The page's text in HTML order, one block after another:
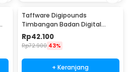
Taffware Digipounds
Timbangan Badan Digital
Scale Battery 0.05kg 180kg -
AB18
Rp42.100
Rp72.900 43%
+ Keranjang